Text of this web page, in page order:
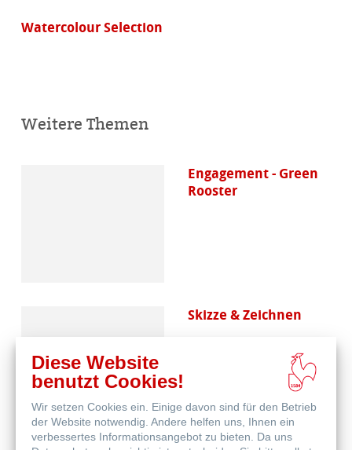
Watercolour Selection
Weitere Themen
Engagement - Green
Rooster
Skizze & Zeichnen
Diese Website
benutzt Cookies!
Wir setzen Cookies ein. Einige davon sind für den Betrieb
der Website notwendig. Andere helfen uns, Ihnen ein
verbessertes Informationsangebot zu bieten. Da uns